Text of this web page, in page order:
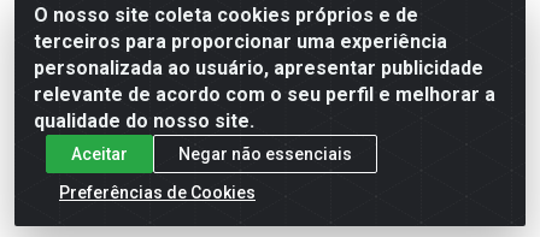
O nosso site coleta cookies próprios e de
terceiros para proporcionar uma experiência
personalizada ao usuário, apresentar publicidade
relevante de acordo com o seu perfil e melhorar a
qualidade do nosso site.
Aceitar
Negar não essenciais
Preferências de Cookies
V. C. Ferragens LTDA - Rua do Matoso, 132 - Praça da
Bandeira, Rio de Janeiro/ RJ - CEP 20.270-135 - CNPJ
12.324.723/0001-25
Todas as regras de promoções, descontos, preços e
prazos de pagamento e entrega expostos aqui são
válidos apenas para compras via internet. Preços e
estoque sujeito a alterações sem aviso prévio.